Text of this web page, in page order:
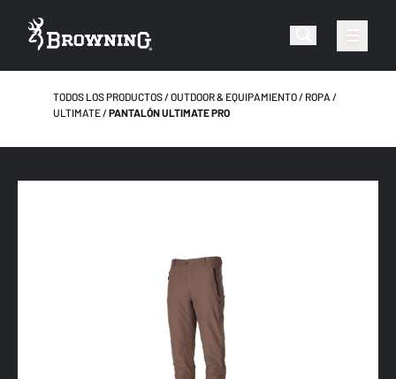
TODOS LOS PRODUCTOS OUTDOOR & EQUIPAMIENTO
ROPA
ULTIMATE
PANTALÓN ULTIMATE PRO